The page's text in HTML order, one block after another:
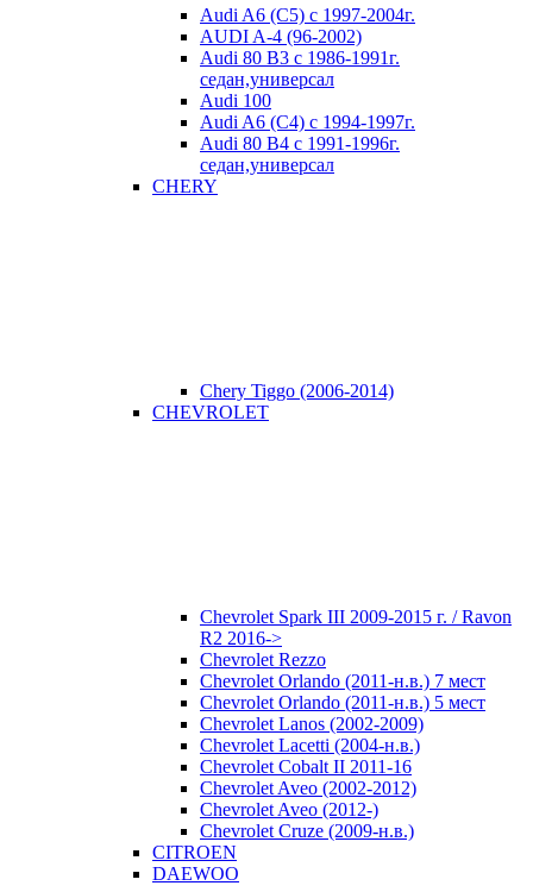
Audi A6 (C5) с 1997-2004г.
AUDI A-4 (96-2002)
Audi 80 В3 с 1986-1991г.
седан,универсал
Audi 100
Audi A6 (C4) с 1994-1997г.
Audi 80 В4 с 1991-1996г.
седан,универсал
CHERY
Chery Tiggo (2006-2014)
CHEVROLET
Chevrolet Spark III 2009-2015 г. / Ravon
R2 2016->
Chevrolet Rezzo
Chevrolet Orlando (2011-н.в.) 7 мест
Chevrolet Orlando (2011-н.в.) 5 мест
Chevrolet Lanos (2002-2009)
Chevrolet Lacetti (2004-н.в.)
Chevrolet Cobalt II 2011-16
Chevrolet Aveo (2002-2012)
Chevrolet Aveo (2012-)
Chevrolet Cruze (2009-н.в.)
CITROEN
DAEWOO